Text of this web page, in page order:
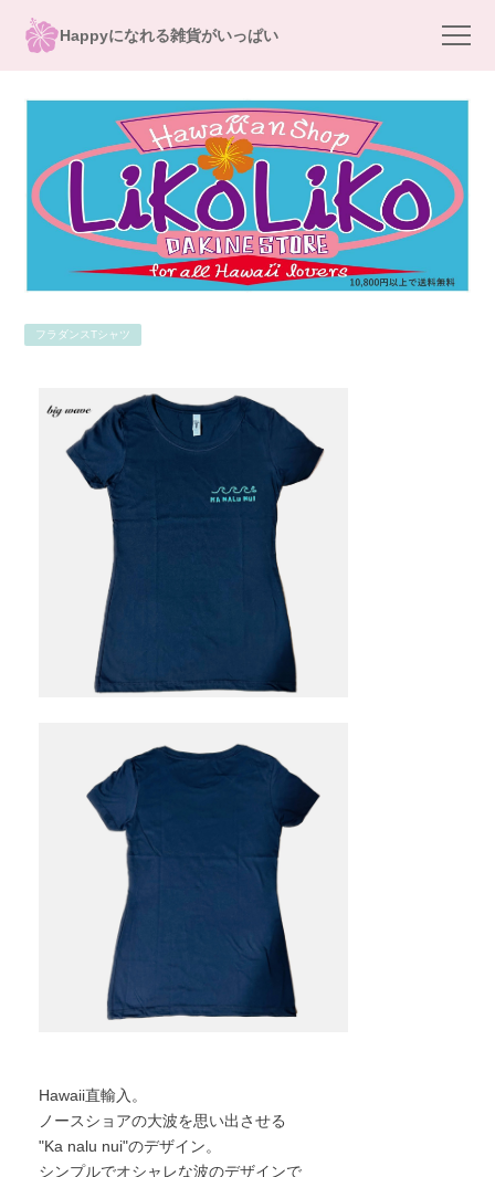
Happyになれる雑貨がいっぱい
フラダンスTシャツ
Hawaii直輸入。
ノースショアの大波を思い出させる
"Ka nalu nui"のデザイン。
シンプルでオシャレな波のデザインで